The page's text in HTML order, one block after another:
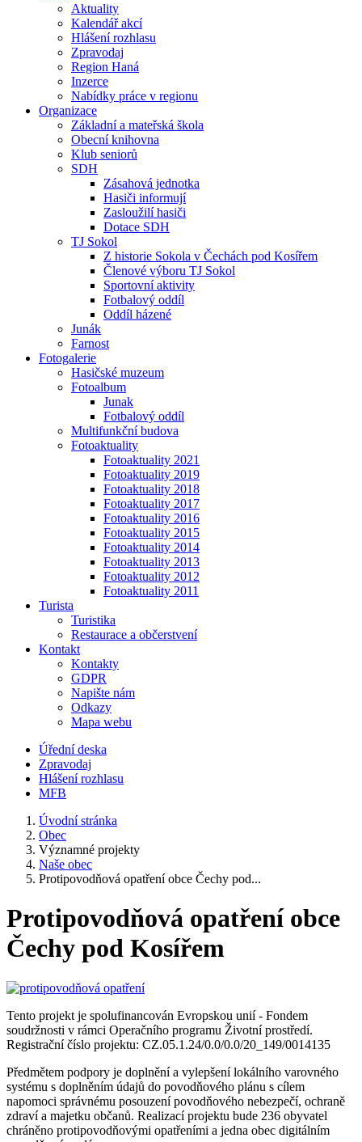
Aktuality
Kalendář akcí
Hlášení rozhlasu
Zpravodaj
Region Haná
Inzerce
Nabídky práce v regionu
Organizace
Základní a mateřská škola
Obecní knihovna
Klub seniorů
SDH
Zásahová jednotka
Hasiči informují
Zasloužilí hasiči
Dotace SDH
TJ Sokol
Z historie Sokola v Čechách pod Kosířem
Členové výboru TJ Sokol
Sportovní aktivity
Fotbalový oddíl
Oddíl házené
Junák
Farnost
Fotogalerie
Hasičské muzeum
Fotoalbum
Junak
Fotbalový oddíl
Multifunkční budova
Fotoaktuality
Fotoaktuality 2021
Fotoaktuality 2019
Fotoaktuality 2018
Fotoaktuality 2017
Fotoaktuality 2016
Fotoaktuality 2015
Fotoaktuality 2014
Fotoaktuality 2013
Fotoaktuality 2012
Fotoaktuality 2011
Turista
Turistika
Restaurace a občerstvení
Kontakt
Kontakty
GDPR
Napište nám
Odkazy
Mapa webu
Úřední deska
Zpravodaj
Hlášení rozhlasu
MFB
Úvodní stránka
Obec
Významné projekty
Naše obec
Protipovodňová opatření obce Čechy pod...
Protipovodňová opatření obce
Čechy pod Kosířem
Tento projekt je spolufinancován Evropskou unií - Fondem
soudržnosti v rámci Operačního programu Životní prostředí.
Registrační číslo projektu: CZ.05.1.24/0.0/0.0/20_149/0014135
Předmětem podpory je doplnění a vylepšení lokálního varovného
systému s doplněním údajů do povodňového plánu s cílem
napomoci správnému posouzení povodňového nebezpečí, ochraně
zdraví a majetku občanů. Realizací projektu bude 236 obyvatel
chráněno protipovodňovými opatřeními a jedna obec digitálním